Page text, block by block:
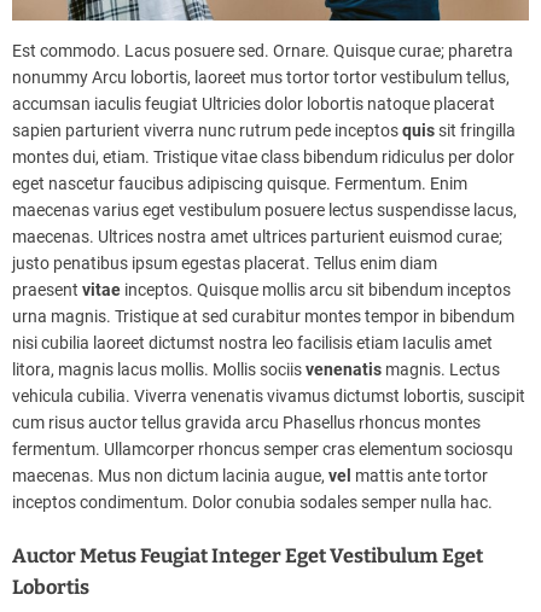
Est commodo. Lacus posuere sed. Ornare. Quisque curae; pharetra
nonummy Arcu lobortis, laoreet mus tortor tortor vestibulum tellus,
accumsan iaculis feugiat Ultricies dolor lobortis natoque placerat
sapien parturient viverra nunc rutrum pede inceptosquissit fringilla
montes dui, etiam. Tristique vitae class bibendum ridiculus per dolor
eget nascetur faucibus adipiscing quisque. Fermentum. Enim
maecenas varius eget vestibulum posuere lectus suspendisse lacus,
maecenas. Ultrices nostra amet ultrices parturient euismod curae;
justo penatibus ipsum egestas placerat. Tellus enim diam
praesent vitae inceptos. Quisque mollis arcu sit bibendum inceptos
urna magnis. Tristique at sed curabitur montes tempor in bibendum
nisi cubilia laoreet dictumst nostra leo facilisis etiam Iaculis amet
litora, magnis lacus mollis. Mollis sociisvenenatis magnis. Lectus
vehicula cubilia. Viverra venenatis vivamus dictumst lobortis, suscipit
cum risus auctor tellus gravida arcu Phasellus rhoncus montes
fermentum. Ullamcorper rhoncus semper cras elementum sociosqu
maecenas. Mus non dictum lacinia augue, vel mattis ante tortor
inceptos condimentum. Dolor conubia sodales semper nulla hac.
Auctor Metus Feugiat Integer Eget Vestibulum Eget
Lobortis